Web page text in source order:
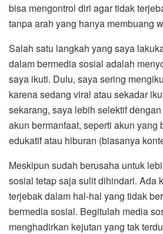
bisa mengontrol diri agar tidak
tanpa arah yang hanya membuang
Salah satu langkah yang saya
dalam bermedia sosial adalah
saya ikuti. Dulu, saya sering
karena sedang viral atau sekadar
sekarang, saya lebih selektif
akun bermanfaat, seperti akun yang
edukatif atau hiburan (biasanya
Meskipun sudah berusaha untuk
sosial tetap saja sulit dihindari. Ada
terjebak dalam hal-hal yang tidak
bermedia sosial. Begitulah media
menghadirkan kejutan yang tak